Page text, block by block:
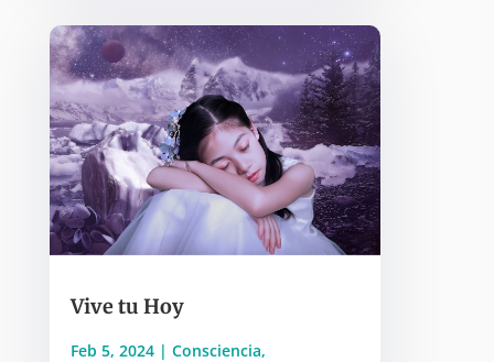
Vive tu Hoy
Feb 5, 2024| Consciencia,